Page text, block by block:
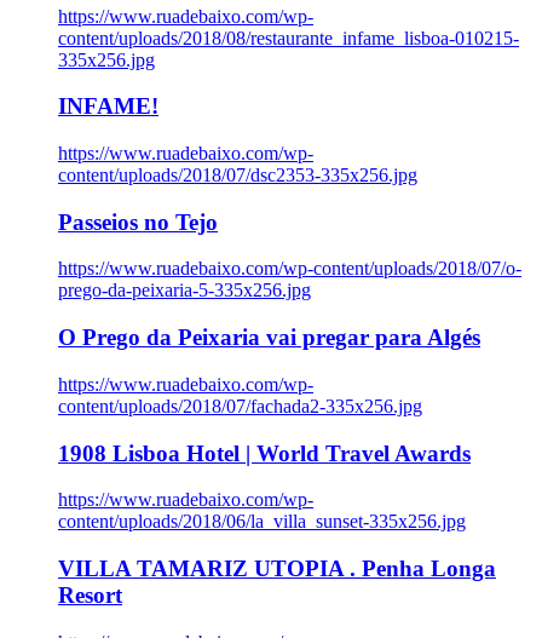
https://www.ruadebaixo.com/wp-
content/uploads/2018/08/restaurante_infame_lisboa-010215-
335x256.jpg
INFAME!
https://www.ruadebaixo.com/wp-
content/uploads/2018/07/dsc2353-335x256.jpg
Passeios no Tejo
https://www.ruadebaixo.com/wp-content/uploads/2018/07/o-
prego-da-peixaria-5-335x256.jpg
O Prego da Peixaria vai pregar para Algés
https://www.ruadebaixo.com/wp-
content/uploads/2018/07/fachada2-335x256.jpg
1908 Lisboa Hotel | World Travel Awards
https://www.ruadebaixo.com/wp-
content/uploads/2018/06/la_villa_sunset-335x256.jpg
VILLA TAMARIZ UTOPIA . Penha Longa
Resort